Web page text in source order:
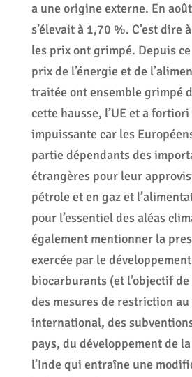
a une origine externe. En
s’élevait à 1,70 %. C’est dire
les prix ont grimpé. Depuis
prix de l’énergie et de
traitée ont ensemble grimpé
cette hausse, l’UE et a fortiori
impuissante car les
partie dépendants des
étrangères pour leur
pétrole et en gaz et
pour l’essentiel des aléas
également mentionner la
exercée par le
biocarburants (et l’objectif de
des mesures de restriction au
international, des
pays, du développement de
l’Inde qui entraîne une